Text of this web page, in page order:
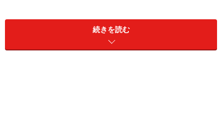
11位：いて座／射手座（11月23日～12月21
続きを読む